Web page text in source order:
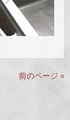
前のページ »